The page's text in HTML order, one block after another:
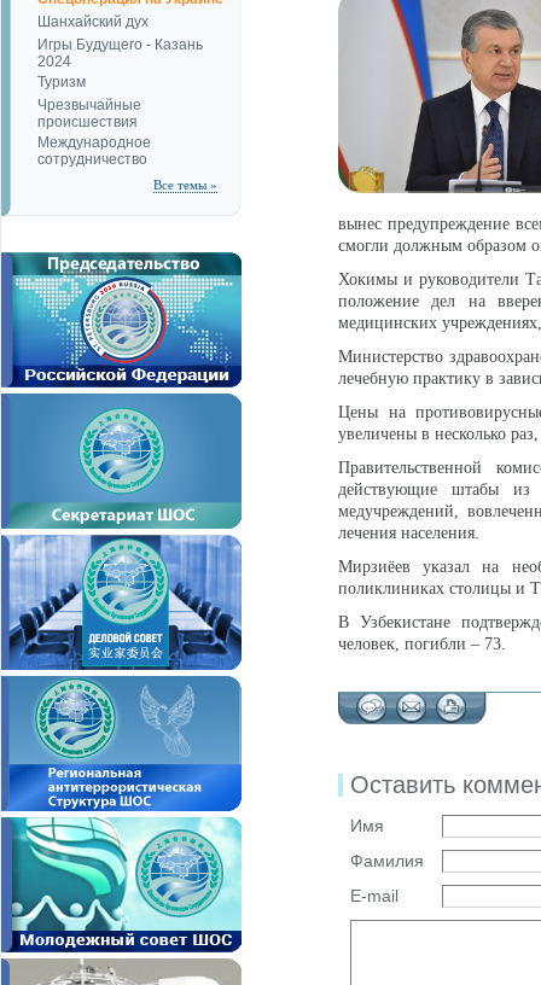
Шанхайский дух
Игры Будущего - Казань
2024
Туризм
Чрезвычайные
происшествия
Международное
сотрудничество
Все темы »
вынес предупреждение
смогли должным образом
Хокимы и руководители
положение дел на
медицинских
Министерство
лечебную практику в
Цены на
увеличены в несколько
Правительственной
действующие штабы из
медучреждений,
лечения населения.
Мирзиёев указал на
поликлиниках столицы и
В Узбекистане
человек, погибли – 73.
Оставить
Имя
Фамилия
E-mail